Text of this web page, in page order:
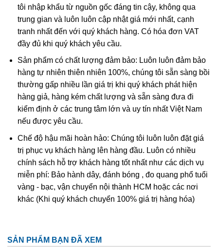
Theo các tài liệu nghiên cứu của các chuyên gia về y học,
thạch anh tóc vàng có ý nghĩa rất tích cực trong quá trình
hỗ trợ trị liệu các loại bệnh liên quan về đường tiêu hóa,
hệ hô hấp. Đặc biệt là các loại bệnh liên quan đến trí nhớ
vì chúng góp phần tăng cường khả năng tập trung, sự
quyết đoán trong suy nghĩ và hành động. Người ta còn
dùng thạch anh tóc vàng để làm chậm quá trình lão hóa và
Năng lượng từ đá thạch anh tóc vàng còn giúp cải thiện
chứng trầm cảm, nhất là những người luôn cảm thấy cô
đơn để tìm lại sự lạc quan, tự tin và niềm vui trong cuộc
sống. Chúng sẽ điều phối cảm xúc tốt hơn khiến mỗi
người tự giác ngộ và tìm ra chân lý của cuộc đời. Đối với
năng tập trung cao độ, cân bằng giác quan và sự tương
tôi nhập khẩu từ nguồn gốc đáng tin cậy, không qua
trung gian và luôn luôn cập nhật giá mới nhất, cạnh
tranh nhất đến với quý khách hàng. Có hóa đơn VAT
đầy đủ khi quý khách yêu cầu.
Sản phẩm có chất lượng đảm bảo: Luôn luôn đảm bảo
hàng tự nhiên thiên nhiên 100%, chúng tôi sẵn sàng bồi
thường gấp nhiều lần giá trị khi quý khách phát hiện
hàng giả, hàng kém chất lượng và sẵn sàng đưa đi
kiểm định ở các trung tâm lớn và uy tín nhất Việt Nam
nếu được yêu cầu.
Chế độ hậu mãi hoàn hảo: Chúng tôi luôn luôn đặt giá
trị phục vụ khách hàng lên hàng đầu. Luôn có nhiều
chính sách hỗ trợ khách hàng tốt nhất như các dịch vụ
miễn phí: Bảo hành dây, đánh bóng , đo quang phổ tuổi
vàng - bạc, vận chuyển nội thành HCM hoặc các nơi
khác (Khi quý khách chuyển 100% giá trị hàng hóa)
SẢN PHẨM BẠN ĐÃ XEM